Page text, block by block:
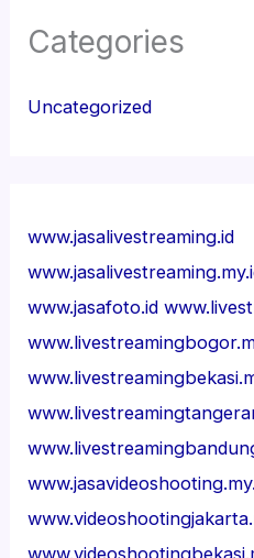
Categories
Uncategorized
www.jasalivestreaming.id
www.jasafoto.id